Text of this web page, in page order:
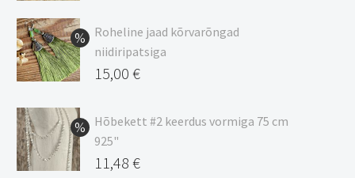
9,00 €
kuni
20,44 €
Roheline jaad kõrvarõngad
niidiripatsiga
Algne
oli:
17,00 €.
15,00 €
hind
on:
15,00 €.
Hõbekett #2 keerdus vormiga 75 cm
925"
Algne
11,48 €